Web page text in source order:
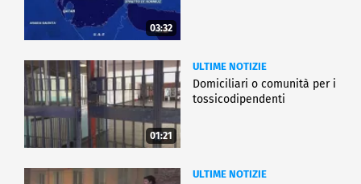
03:32
01:21
ULTIME NOTIZIE
Domiciliari o comunità per i
tossicodipendenti
ULTIME NOTIZIE